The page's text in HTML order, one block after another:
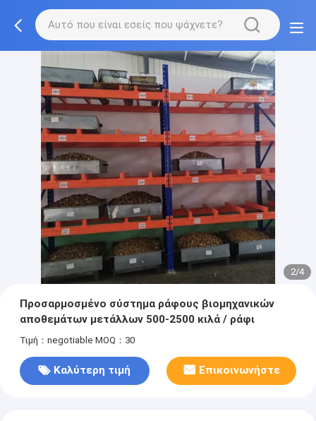
2/4
Προσαρμοσμένο σύστημα ράφους βιομηχανικών
αποθεμάτων μετάλλων 500-2500 κιλά / ράφι
Τιμή：negotiable MOQ：30
Καλύτερη τιμή Επικοινωνήστε